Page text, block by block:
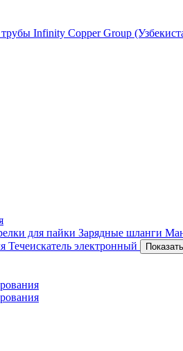
Infinity Copper Group
для пайки Зарядные шланги
Течеискатель электронный